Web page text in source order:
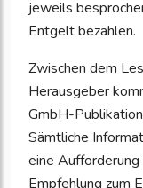
jeweils
Entgelt bezahlen.
Zwischen dem
Herausgeber
GmbH-
Sämtliche
eine
Empfehlung zum